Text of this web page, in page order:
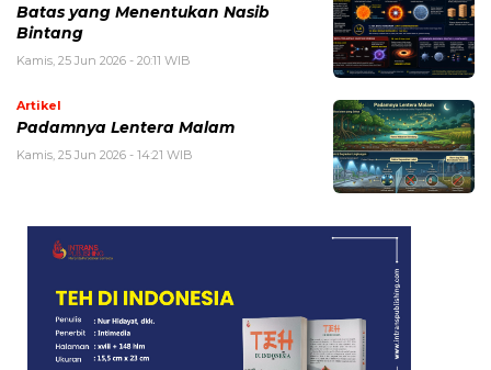
Batas yang Menentukan Nasib
Bintang
Kamis, 25 Jun 2026 - 20:11 WIB
Artikel
Padamnya Lentera Malam
Kamis, 25 Jun 2026 - 14:21 WIB